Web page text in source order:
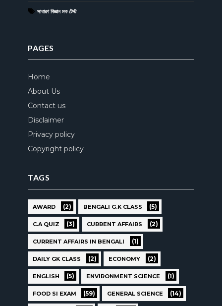
সাধারণ বিজ্ঞান মক টেস্ট
PAGES
Home
About Us
Contact us
Disclaimer
Privacy policy
Copyright policy
TAGS
AWARD (2) BENGALI G.K CLASS (5)
C.A QUIZ (3) CURRENT AFFAIRS (2)
CURRENT AFFAIRS IN BENGALI (1)
DAILY GK CLASS (2) ECONOMY (2)
ENGLISH (5) ENVIRONMENT SCIENCE (1)
FOOD SI EXAM (59) GENERAL SCIENCE (14)